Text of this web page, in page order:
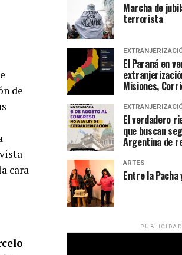
de
cara
Marcha de
terrorista
El Paraná en
Misiones,
El verdadero
que buscan
Argentina de
ARTES
Entre la
PUBLICIDAD